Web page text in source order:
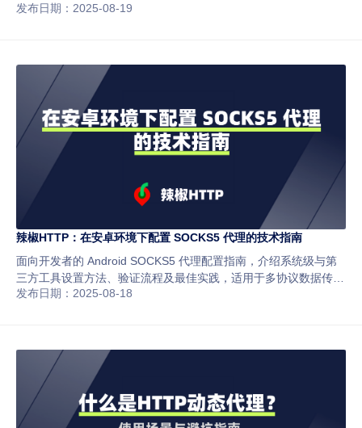
帮助小白安全高效使用代理服务。
发布日期：2025-08-19
辣椒HTTP：在安卓环境下配置 SOCKS5 代理的技术指南
面向开发者的 Android SOCKS5 代理配置指南，介绍系统级与第
三方工具设置方法、验证流程及最佳实践，适用于多协议数据传
输、分布式测试与数据采集场景。
发布日期：2025-08-18